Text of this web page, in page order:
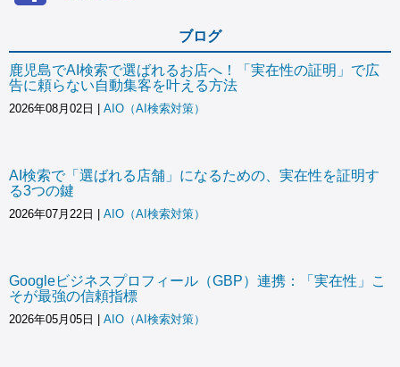
ブログ
鹿児島でAI検索で選ばれるお店へ！「実在性の証明」で広
告に頼らない自動集客を叶える方法
2026年08月02日 AIO（AI検索対策）
AI検索で「選ばれる店舗」になるための、実在性を証明す
る3つの鍵
2026年07月22日 AIO（AI検索対策）
Googleビジネスプロフィール（GBP）連携：「実在性」こ
そが最強の信頼指標
2026年05月05日 AIO（AI検索対策）